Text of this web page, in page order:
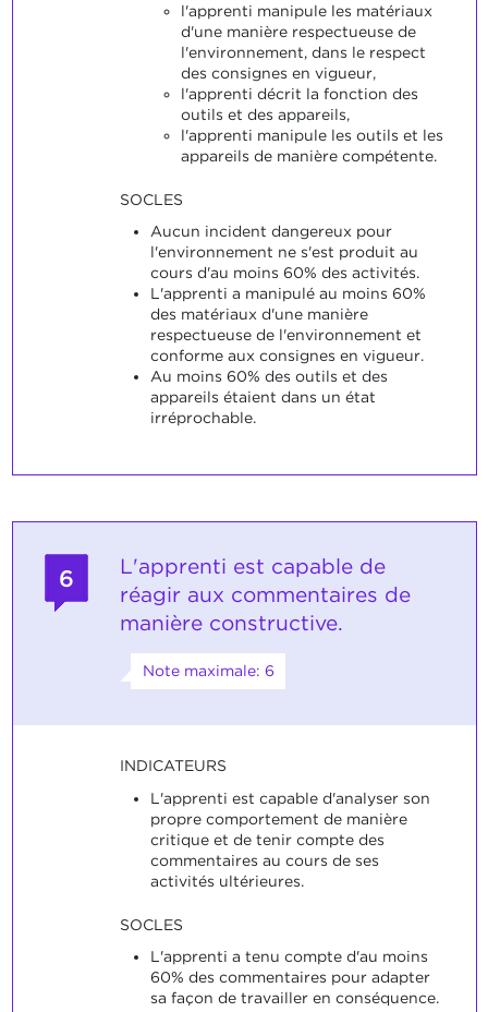
l'apprenti manipule les matériaux
d'une manière respectueuse de
l'environnement, dans le respect
des consignes en vigueur,
l'apprenti décrit la fonction des
outils et des appareils,
l'apprenti manipule les outils et les
appareils de manière compétente.
SOCLES
Aucun incident dangereux pour
l'environnement ne s'est produit au
cours d'au moins 60% des activités.
L'apprenti a manipulé au moins 60%
des matériaux d'une manière
respectueuse de l'environnement et
conforme aux consignes en vigueur.
Au moins 60% des outils et des
appareils étaient dans un état
irréprochable.
6
L'apprenti est capable de
réagir aux commentaires de
manière constructive.
Note maximale: 6
INDICATEURS
L'apprenti est capable d'analyser son
propre comportement de manière
critique et de tenir compte des
commentaires au cours de ses
activités ultérieures.
SOCLES
L'apprenti a tenu compte d'au moins
60% des commentaires pour adapter
sa façon de travailler en conséquence.